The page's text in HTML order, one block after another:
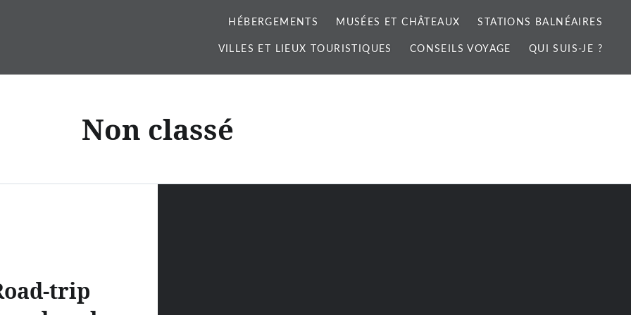
HÉBERGEMENTS MUSÉES ET CHÂTEAUX STATIONS BALNÉAIRES
VILLES ET LIEUX TOURISTIQUES CONSEILS VOYAGE QUI SUIS-JE ?
Non classé
trip